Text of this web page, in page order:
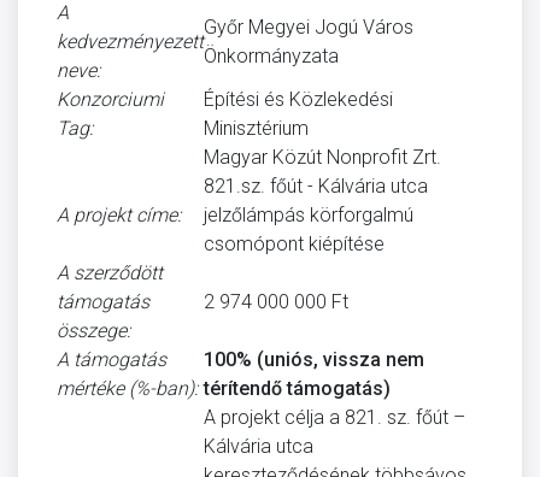
A
kedvezményezett
neve:
Győr Megyei Jogú Város
Önkormányzata
Konzorciumi
Tag:
Építési és Közlekedési
Minisztérium
Magyar Közút Nonprofit Zrt.
A projekt címe:
821.sz. főút - Kálvária utca
jelzőlámpás körforgalmú
csomópont kiépítése
A szerződött
támogatás
összege:
2 974 000 000 Ft
A támogatás
mértéke (%-ban):
100% (uniós, vissza nem
térítendő támogatás)
A projekt célja a 821. sz. főút –
Kálvária utca